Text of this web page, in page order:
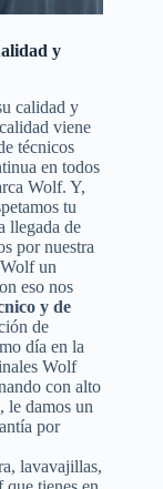
y
calidad y
viene
técnicos
en todos
Wolf. Y,
tu
llegada de
por nuestra
un
eso nos
y de
de
día en la
Wolf
con alto
le damos un
por
lavavajillas,